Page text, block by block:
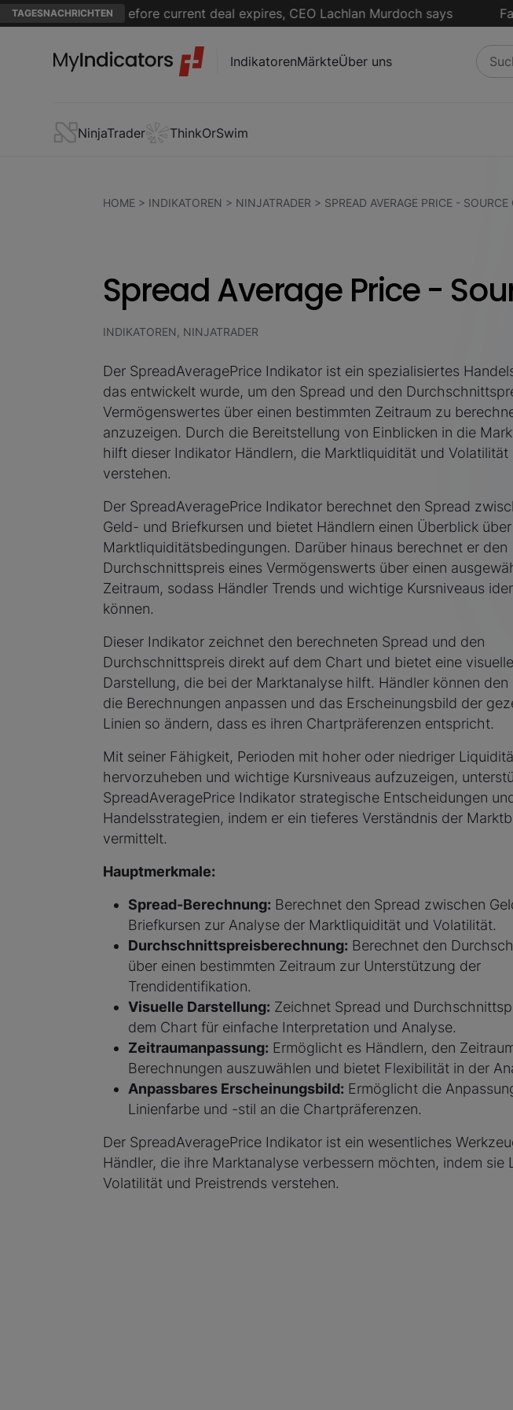
TAGESNACHRICHTEN
media rights before current deal expires, CEO Lachlan Murdoch says
IndikatorenMärkteÜber uns
NinjaTrader ThinkOrSwim
HOME> INDIKATOREN > NINJATRADER > SPREAD AVERAGE PRICE - SOURCE
Spread Average Price -
INDIKATOREN, NINJATRADER
Der SpreadAveragePrice Indikator ist ein spezialisiertes
das entwickelt wurde, um den Spread und den
Vermögenswertes über einen bestimmten Zeitraum zu
anzuzeigen. Durch die Bereitstellung von Einblicken in die
hilft dieser Indikator Händlern, die Marktliquidität und Volatilität
verstehen.
Der SpreadAveragePrice Indikator berechnet den Spread
Geld- und Briefkursen und bietet Händlern einen Überblick
Marktliquiditätsbedingungen. Darüber hinaus berechnet er den
Durchschnittspreis eines Vermögenswerts über einen
Zeitraum, sodass Händler Trends und wichtige Kursniveaus
können.
Dieser Indikator zeichnet den berechneten Spread und den
Durchschnittspreis direkt auf dem Chart und bietet eine visuelle
Darstellung, die bei der Marktanalyse hilft. Händler können den
die Berechnungen anpassen und das Erscheinungsbild der
Linien so ändern, dass es ihren Chartpräferenzen entspricht.
Mit seiner Fähigkeit, Perioden mit hoher oder niedriger
hervorzuheben und wichtige Kursniveaus aufzuzeigen,
SpreadAveragePrice Indikator strategische Entscheidungen
Handelsstrategien, indem er ein tieferes Verständnis der
vermittelt.
Hauptmerkmale:
Spread-Berechnung: Berechnet den Spread zwischen
Briefkursen zur Analyse der Marktliquidität und Volatilität.
Durchschnittspreisberechnung: Berechnet den
über einen bestimmten Zeitraum zur Unterstützung der
Trendidentifikation.
Visuelle Darstellung: Zeichnet Spread und
dem Chart für einfache Interpretation und Analyse.
Zeitraumanpassung: Ermöglicht es Händlern, den
Berechnungen auszuwählen und bietet Flexibilität in der
Anpassbares Erscheinungsbild: Ermöglicht die
Linienfarbe und -stil an die Chartpräferenzen.
Der SpreadAveragePrice Indikator ist ein wesentliches
Händler, die ihre Marktanalyse verbessern möchten, indem sie
Volatilität und Preistrends verstehen.